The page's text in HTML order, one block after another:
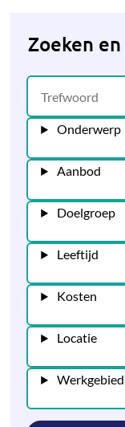
Zoeken
Onderwerp
Aanbod
Doelgroep
Leeftijd
Kosten
Locatie
Werkgebied